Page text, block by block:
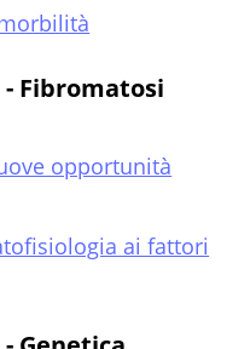
Fibromatosi
opportunità
ai fattori